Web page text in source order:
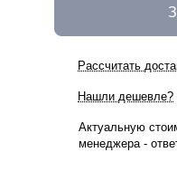
Рассчитать
Нашли дешевле?
Актуальную
менеджера -